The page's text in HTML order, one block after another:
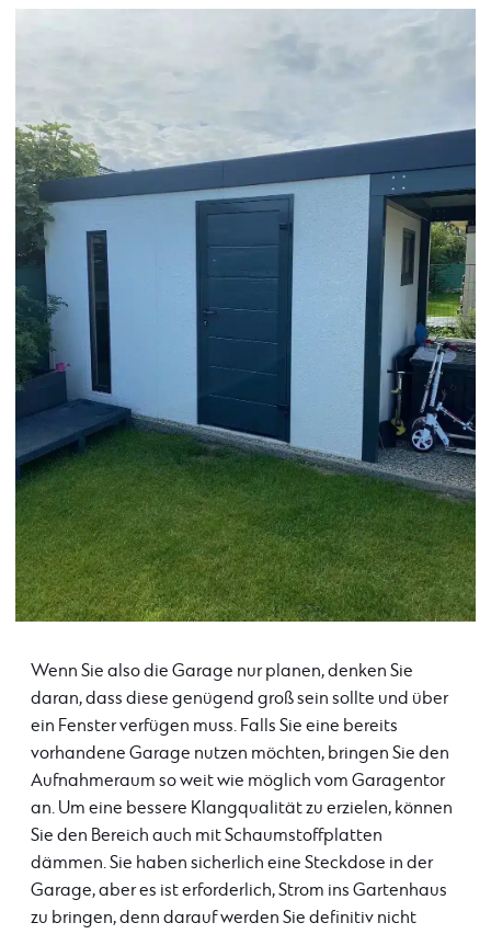
Wenn Sie also die Garage nur planen, denken Sie
daran, dass diese genügend groß sein sollte und über
ein Fenster verfügen muss. Falls Sie eine bereits
vorhandene Garage nutzen möchten, bringen Sie den
Aufnahmeraum so weit wie möglich vom Garagentor
an. Um eine bessere Klangqualität zu erzielen, können
Sie den Bereich auch mit Schaumstoffplatten
dämmen. Sie haben sicherlich eine Steckdose in der
Garage, aber es ist erforderlich, Strom ins Gartenhaus
zu bringen, denn darauf werden Sie definitiv nicht